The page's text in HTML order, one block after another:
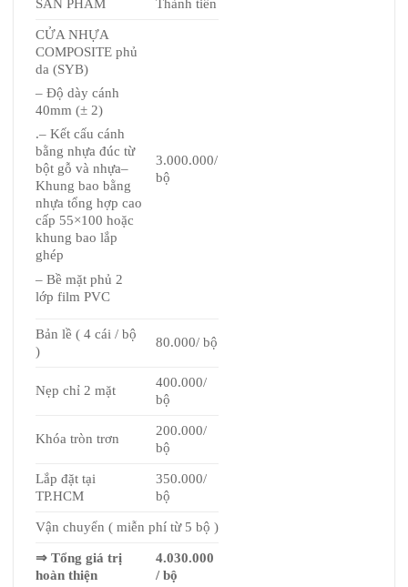
SẢN PHẨM Thành tiền
CỬA NHỰA
COMPOSITE phủ
da (SYB)
– Độ dày cánh
40mm (± 2)
.– Kết cấu cánh
bằng nhựa đúc từ
bột gỗ và nhựa–
Khung bao bằng
nhựa tổng hợp cao
cấp 55×100 hoặc
khung bao lắp
ghép
– Bề mặt phủ 2
lớp film PVC
3.000.000/
bộ
Bản lề ( 4 cái / bộ
)
80.000/ bộ
Nẹp chỉ 2 mặt
400.000/
bộ
Khóa tròn trơn
200.000/
bộ
Lắp đặt tại
TP.HCM
350.000/
bộ
Vận chuyển ( miễn phí từ 5 bộ )
⇒ Tổng giá trị
hoàn thiện
4.030.000
/ bộ